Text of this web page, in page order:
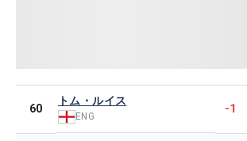
60
トム・ルイス
ENG
-1